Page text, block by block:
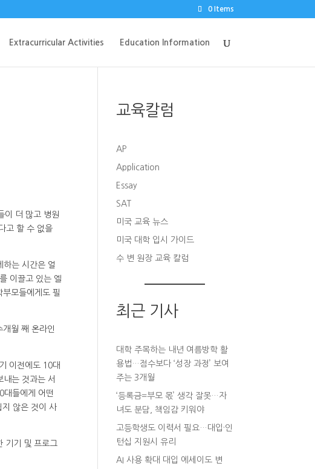
0 Items
Extracurricular Activities Education Information
이 더 많고 병원
고 할 수 없을
하는 시간은 얼
이끌고 있는 엘
모들에게도 필
월 째 온라인
이전에도 10대
는 것과는 서
대들에게 어떤
지 않은 것이 사
기기 및 프로그
교육칼럼
AP
Application
Essay
SAT
미국 교육 뉴스
미국 대학 입시 가이드
수 변 원장 교육 칼럼
최근 기사
대학 주목하는 내년 여름방학 활
용법…점수보다 ‘성장 과정’ 보여
주는 3개월
‘등록금=부모 몫’ 생각 잘못…자
녀도 분담, 책임감 키워야
고등학생도 이력서 필요…대입·인
턴십 지원시 유리
AI 사용 확대 대입 에세이도 변